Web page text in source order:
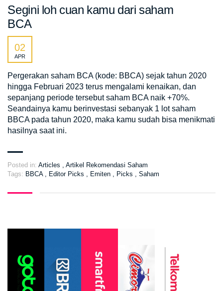
Segini loh cuan kamu dari saham
BCA
02
APR
Pergerakan saham BCA (kode: BBCA) sejak tahun 2020
hingga Februari 2023 terus mengalami kenaikan, dan
sepanjang periode tersebut saham BCA naik +70%.
Seandainya kamu berinvestasi sebanyak 1 lot saham
BBCA pada tahun 2020, maka kamu sudah bisa menikmati
hasilnya saat ini.
Posted in: Articles
Artikel Rekomendasi Saham
Tags: BBCA Editor Picks Emiten Picks Saham